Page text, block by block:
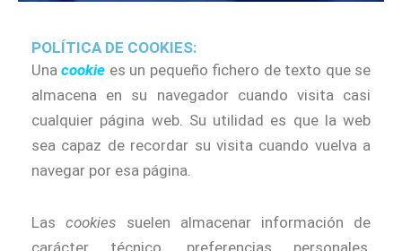
POLÍTICA DE COOKIES:
Unacookie es un pequeño fichero de texto que se
almacena en su navegador cuando visita casi
cualquier página web. Su utilidad es que la web
sea capaz de recordar su visita cuando vuelva a
navegar por esa página.
Las cookies suelen almacenar información de
carácter técnico, preferencias personales,